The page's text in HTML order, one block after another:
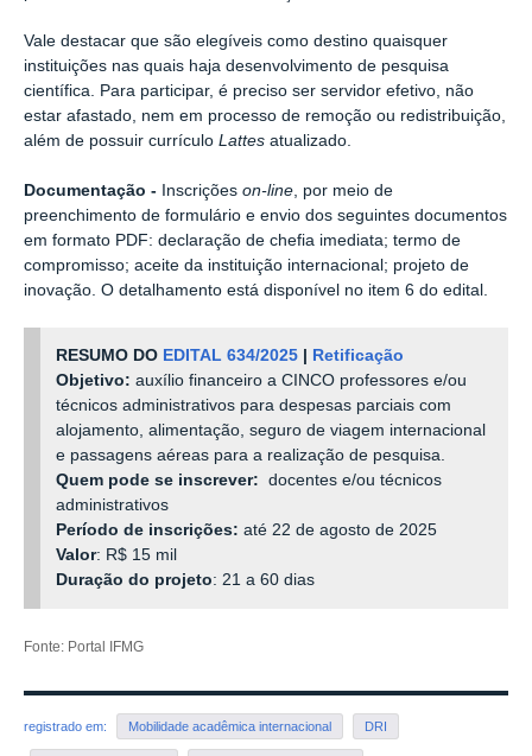
Vale destacar que são elegíveis como destino quaisquer
instituições nas quais haja desenvolvimento de pesquisa
científica. Para participar, é preciso ser servidor efetivo, não
estar afastado, nem em processo de remoção ou redistribuição,
além de possuir currículo Lattes atualizado.
Documentação - Inscrições on-line , por meio de
preenchimento de formulário e envio dos seguintes documentos
em formato PDF: declaração de chefia imediata; termo de
compromisso; aceite da instituição internacional; projeto de
inovação. O detalhamento está disponível no item 6 do edital.
RESUMO DO EDITAL 634/2025
Retificação
Objetivo:auxílio financeiro a CINCO professores e/ou
técnicos administrativos para despesas parciais com
alojamento, alimentação, seguro de viagem internacional
e passagens aéreas para a realização de pesquisa.
Quem pode se inscrever: docentes e/ou técnicos
administrativos
Período de inscrições:até 22 de agosto de 2025
Valor: R$ 15 mil
Duração do projeto: 21 a 60 dias
Fonte: Portal IFMG
registrado em: Mobilidade acadêmica internacional DRI